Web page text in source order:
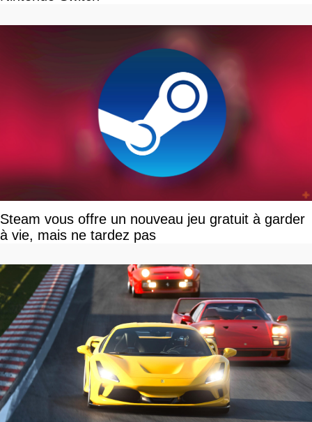
Steam vous offre un nouveau jeu gratuit à garder
à vie, mais ne tardez pas